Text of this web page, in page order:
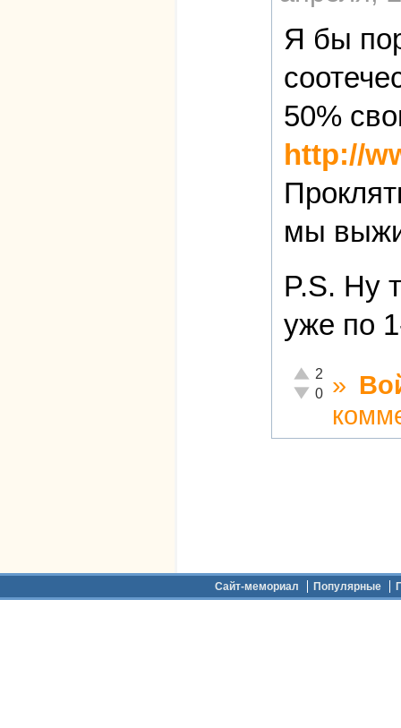
Я бы
50%
http://
мы
P.S. Ну
уже по
Отлично!
2
Неадекватно!
0 »
Сайт-мемориал Популярные